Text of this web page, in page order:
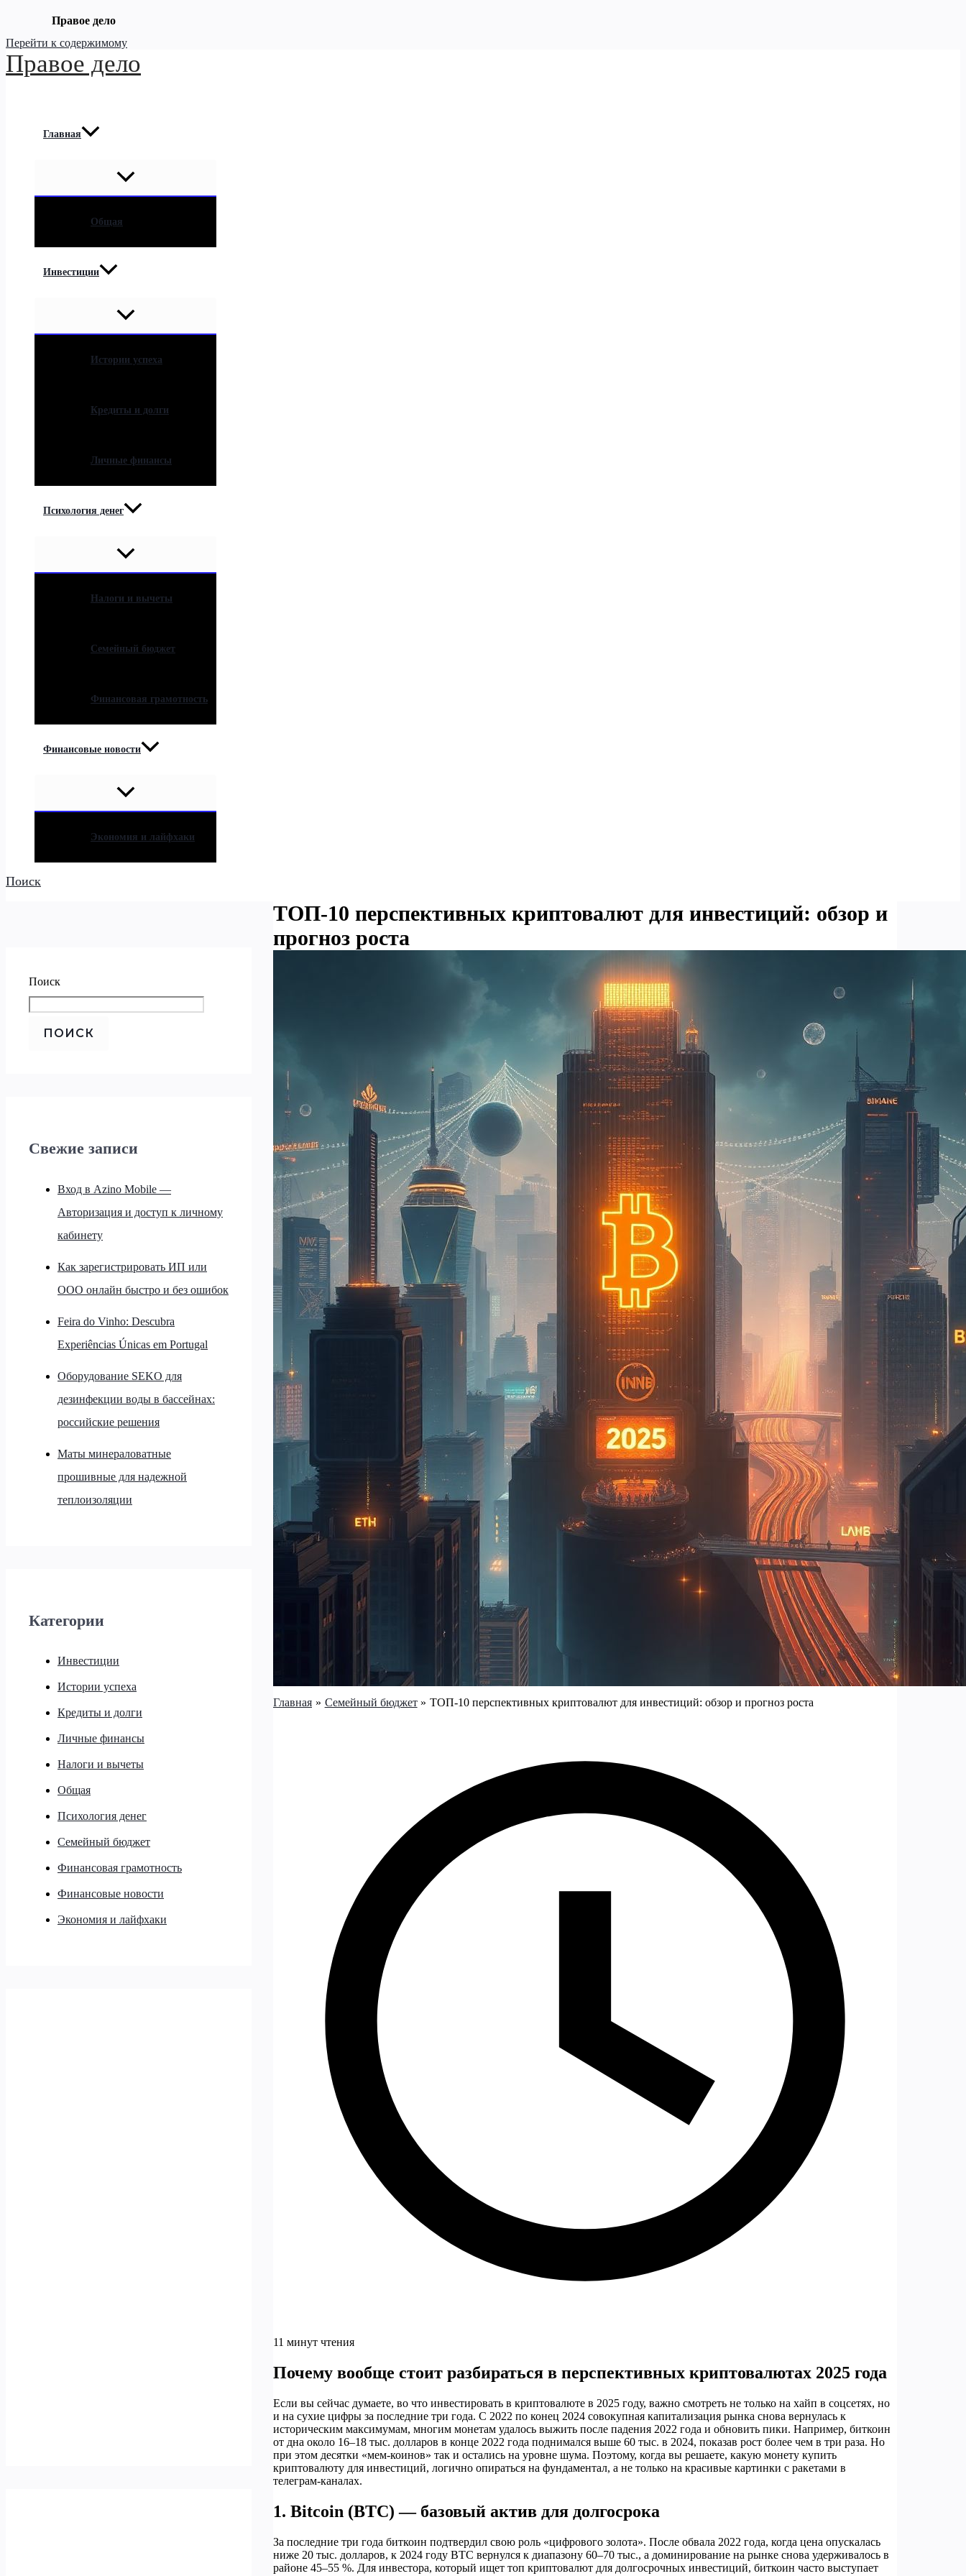
Правое дело
Перейти к содержимому
Правое дело
Главная
Общая
Инвестиции
Истории успеха
Кредиты и долги
Личные финансы
Психология денег
Налоги и вычеты
Семейный бюджет
Финансовая грамотность
Финансовые новости
Экономия и лайфхаки
Поиск
Поиск
ПОИСК
Свежие записи
Вход в Azino Mobile —
Авторизация и доступ к личному
кабинету
Как зарегистрировать ИП или
ООО онлайн быстро и без ошибок
Feira do Vinho: Descubra
Experiências Únicas em Portugal
Оборудование SEKO для
дезинфекции воды в бассейнах:
российские решения
Маты минераловатные
прошивные для надежной
теплоизоляции
Категории
Инвестиции
Истории успеха
Кредиты и долги
Личные финансы
Налоги и вычеты
Общая
Психология денег
Семейный бюджет
Финансовая грамотность
Финансовые новости
Экономия и лайфхаки
ТОП-10 перспективных криптовалют для инвестиций: обзор и
прогноз роста
Главная Семейный бюджет ТОП-10 перспективных криптовалют для инвестиций: обзор и прогноз роста
11 минут чтения
Почему вообще стоит разбираться в перспективных криптовалютах 2025 года
Если вы сейчас думаете, во что инвестировать в криптовалюте в 2025 году, важно смотреть не только на хайп в соцсетях, но
и на сухие цифры за последние три года. С 2022 по конец 2024 совокупная капитализация рынка снова вернулась к
историческим максимумам, многим монетам удалось выжить после падения 2022 года и обновить пики. Например, биткоин
от дна около 16–18 тыс. долларов в конце 2022 года поднимался выше 60 тыс. в 2024, показав рост более чем в три раза. Но
при этом десятки «мем‑коинов» так и остались на уровне шума. Поэтому, когда вы решаете, какую монету купить
криптовалюту для инвестиций, логично опираться на фундаментал, а не только на красивые картинки с ракетами в
телеграм‑каналах.
1. Bitcoin (BTC) — базовый актив для долгосрока
За последние три года биткоин подтвердил свою роль «цифрового золота». После обвала 2022 года, когда цена опускалась
ниже 20 тыс. долларов, к 2024 году BTC вернулся к диапазону 60–70 тыс., а доминирование на рынке снова удерживалось в
районе 45–55 %. Для инвестора, который ищет топ криптовалют для долгосрочных инвестиций, биткоин часто выступает